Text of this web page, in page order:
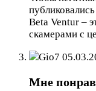
Beta Ventur –
скамерами с
Gio7
Мне